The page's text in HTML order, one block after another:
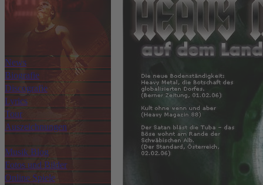
News
Biografie
Discografie
Lyrics
Tour
Auszeichnungen
Musik Blog
Fotos und Bilder
Online Spiele